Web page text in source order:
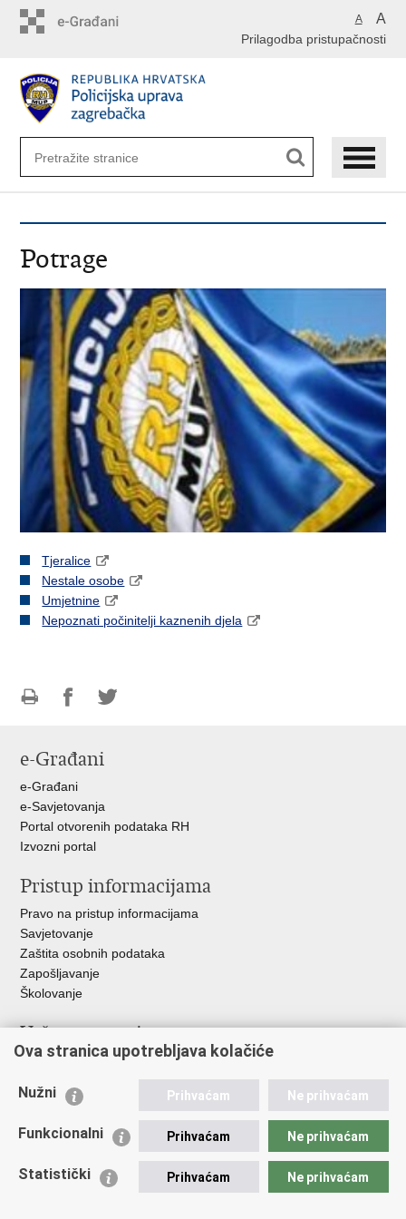
A A
Prilagodba pristupačnosti
Potrage
Tjeralice
Nestale osobe
Umjetnine
Nepoznati počinitelji kaznenih djela
FacebookuTwitteru
e-Građani
e-Građani
e-Savjetovanja
Portal otvorenih podataka RH
Izvozni portal
Pristup informacijama
Pravo na pristup informacijama
Savjetovanje
Zaštita osobnih podataka
Zapošljavanje
Školovanje
Važne poveznice
Ministarstvo unutarnjih poslova
Udruge
Policijska akademija
Zaklada policijske solidarnosti
Ova stranica upotrebljava kolačiće
Nužni Prihvaćam Ne prihvaćam
Funkcionalni Prihvaćam Ne prihvaćam
Statistički Prihvaćam Ne prihvaćam